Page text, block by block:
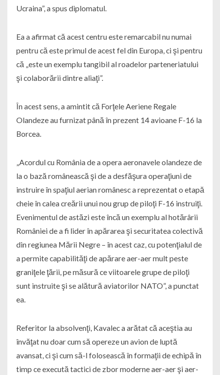
Ucraina”, a spus diplomatul.
Ea a afirmat că acest centru este remarcabil nu numai
pentru că este primul de acest fel din Europa, ci şi pentru
că „este un exemplu tangibil al roadelor parteneriatului
şi colaborării dintre aliaţi”.
În acest sens, a amintit că Forţele Aeriene Regale
Olandeze au furnizat până în prezent 14 avioane F-16 la
Borcea.
„Acordul cu România de a opera aeronavele olandeze de
la o bază românească şi de a desfăşura operaţiuni de
instruire în spaţiul aerian românesc a reprezentat o etapă
cheie în calea creării unui nou grup de piloţi F-16 instruiţi.
Evenimentul de astăzi este încă un exemplu al hotărârii
României de a fi lider în apărarea şi securitatea colectivă
din regiunea Mării Negre – în acest caz, cu potenţialul de
a permite capabilităţi de apărare aer-aer mult peste
graniţele ţării, pe măsură ce viitoarele grupe de piloţi
sunt instruite şi se alătură aviatorilor NATO”, a punctat
ea.
Referitor la absolvenţi, Kavalec a arătat că aceştia au
învăţat nu doar cum să opereze un avion de luptă
avansat, ci şi cum să-l folosească în formaţii de echipă în
timp ce execută tactici de zbor moderne aer-aer şi aer-